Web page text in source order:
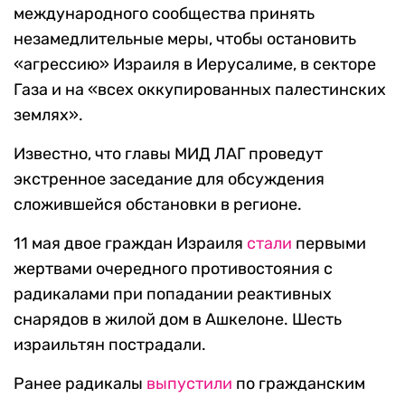
международного сообщества принять
незамедлительные меры, чтобы остановить
«агрессию» Израиля в Иерусалиме, в секторе
Газа и на «всех оккупированных палестинских
землях».
Известно, что главы МИД ЛАГ проведут
экстренное заседание для обсуждения
сложившейся обстановки в регионе.
11 мая двое граждан Израиля стали первыми
жертвами очередного противостояния с
радикалами при попадании реактивных
снарядов в жилой дом в Ашкелоне. Шесть
израильтян пострадали.
Ранее радикалы выпустили по гражданским